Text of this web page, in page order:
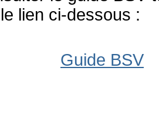
lien ci-dessous :
Guide BSV